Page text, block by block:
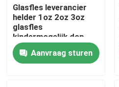
Fabrieksreis
Kwaliteitscontrole
Glasfles leverancier
helder 1oz 2oz 3oz
glasfles
kindermogelijk dop
luchtdicht
geurbestendige
container
Aanvraag sturen